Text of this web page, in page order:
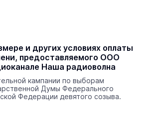
и других условиях оплаты
предоставляемого ООО
Наша радиоволна
кампании по выборам
Думы Федерального
Федерации девятого созыва.